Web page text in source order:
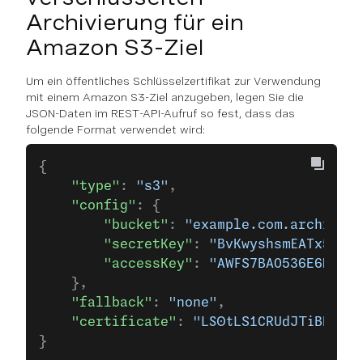
Archivierung für ein
Amazon S3-Ziel
Um ein öffentliches Schlüsselzertifikat zur Verwendung
mit einem Amazon S3-Ziel anzugeben, legen Sie die
JSON-Daten im REST-API-Aufruf so fest, dass das
folgende Format verwendet wird:
{
    "type"
: "s3" ,
    "config"
: {
        "bucket"
:
"example.com.archive-
        "secretKey"
:
        "accessKey"
:
"AWFS7BAO536E6MXA"
    },
    "fallback"
: "none" ,
    "certificate"
:
}